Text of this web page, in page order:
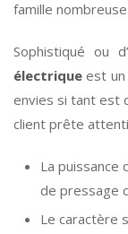
famille nombreuse.
Sophistiqué ou
électrique est un
envies si tant est
client prête
La puissance
de pressage
Le caractère